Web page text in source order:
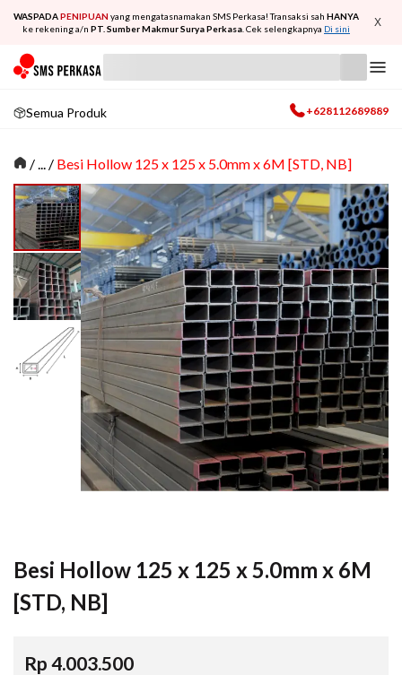
WASPADAPENIPUAN yang mengatasnamakan SMS Perkasa! Transaksi sah HANYA
ke rekening a/n PT. Sumber Makmur Surya Perkasa . Cek selengkapnya Di sini X
Semua Produk +628112689889
/... / Besi Hollow 125 x 125 x 5.0mm x 6M [STD, NB]
Besi Hollow 125 x 125 x 5.0mm x 6M
[STD, NB]
Rp 4.003.500